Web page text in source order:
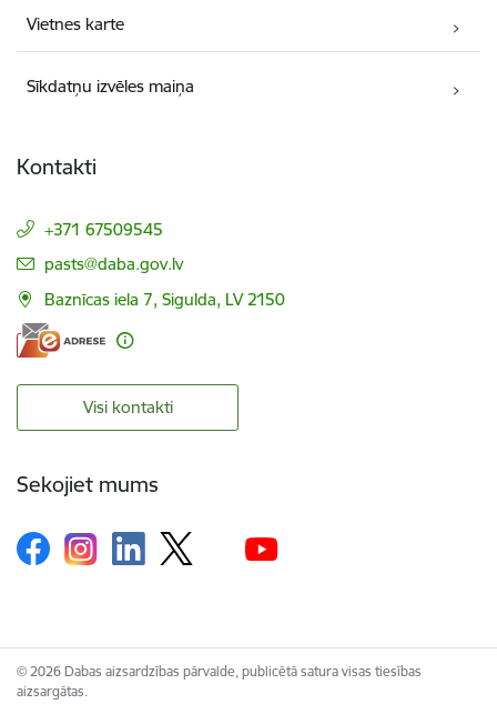
Vietnes karte
Sīkdatņu izvēles maiņa
Kontakti
+371 67509545
E-pasts:
pasts@daba.gov.lv
Baznīcas iela 7, Sigulda, LV 2150
Visi kontakti
Sekojiet mums
© 2026 Dabas aizsardzības pārvalde, publicētā satura visas tiesības
aizsargātas.